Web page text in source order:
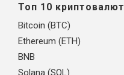
Топ 10 криптовалют
Bitcoin (BTC)
Ethereum (ETH)
BNB
Solana (SOL)